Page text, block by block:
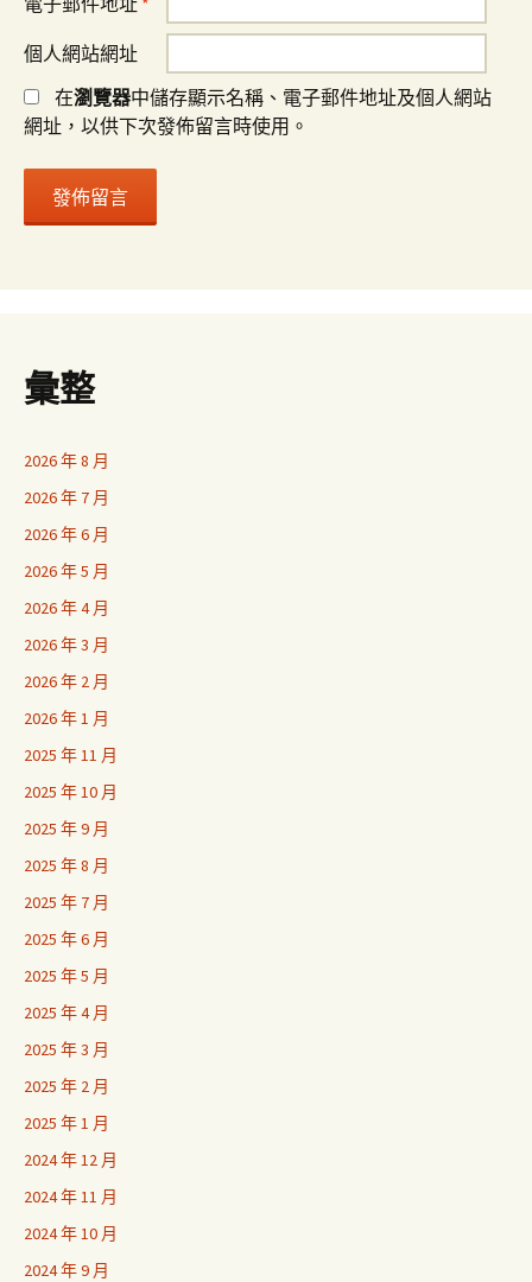
個人網站網址
在瀏覽器中儲存顯示名稱、電子郵件地址及個人網站
網址，以供下次發佈留言時使用。
彙整
2026 年 8 月
2026 年 7 月
2026 年 6 月
2026 年 5 月
2026 年 4 月
2026 年 3 月
2026 年 2 月
2026 年 1 月
2025 年 11 月
2025 年 10 月
2025 年 9 月
2025 年 8 月
2025 年 7 月
2025 年 6 月
2025 年 5 月
2025 年 4 月
2025 年 3 月
2025 年 2 月
2025 年 1 月
2024 年 12 月
2024 年 11 月
2024 年 10 月
2024 年 9 月